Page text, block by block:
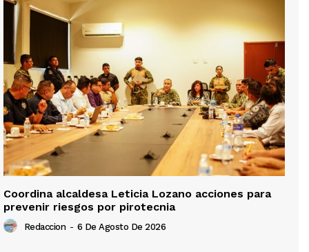
Coordina alcaldesa Leticia Lozano acciones para
prevenir riesgos por pirotecnia
Redaccion - 6 De Agosto De 2026